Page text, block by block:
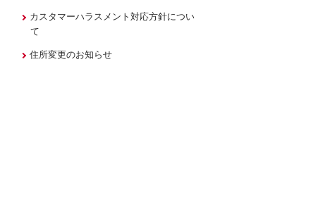
カスタマーハラスメント対応⽅針につい
て
住所変更のお知らせ